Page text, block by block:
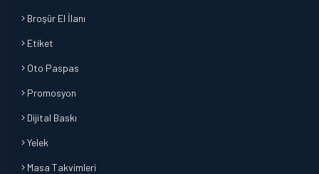
Broşür El İlanı
Etiket
Oto Paspas
Promosyon
Dijital Baskı
Yelek
Masa Takvimleri